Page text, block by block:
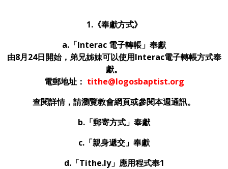
1.《奉獻方式》
a. 「Interac 電子轉帳」奉獻
由8月24日開始，弟兄姊妹可以使用Interac電子轉帳方式奉
獻。
電郵地址： tithe@logosbaptist.org
查閱詳情，請瀏覽教會網頁或參閱本週通訊。
b. 「郵寄方式」奉獻
c.「親身遞交」奉獻
d.「Tithe.ly」應用程式奉1